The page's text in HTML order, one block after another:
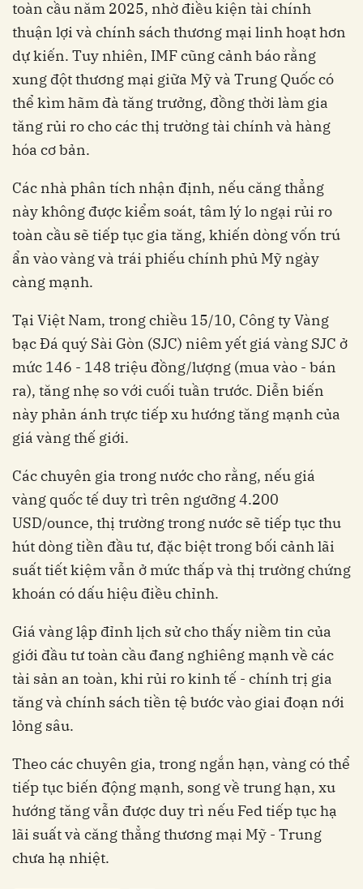
toàn cầu năm 2025, nhờ điều kiện tài chính
thuận lợi và chính sách thương mại linh hoạt hơn
dự kiến. Tuy nhiên, IMF cũng cảnh báo rằng
xung đột thương mại giữa Mỹ và Trung Quốc có
thể kìm hãm đà tăng trưởng, đồng thời làm gia
tăng rủi ro cho các thị trường tài chính và hàng
hóa cơ bản.
Các nhà phân tích nhận định, nếu căng thẳng
này không được kiểm soát, tâm lý lo ngại rủi ro
toàn cầu sẽ tiếp tục gia tăng, khiến dòng vốn trú
ẩn vào vàng và trái phiếu chính phủ Mỹ ngày
càng mạnh.
Tại Việt Nam, trong chiều 15/10, Công ty Vàng
bạc Đá quý Sài Gòn (SJC) niêm yết giá vàng SJC ở
mức 146 - 148 triệu đồng/lượng (mua vào - bán
ra), tăng nhẹ so với cuối tuần trước. Diễn biến
này phản ánh trực tiếp xu hướng tăng mạnh của
giá vàng thế giới.
Các chuyên gia trong nước cho rằng, nếu giá
vàng quốc tế duy trì trên ngưỡng 4.200
USD/ounce, thị trường trong nước sẽ tiếp tục thu
hút dòng tiền đầu tư, đặc biệt trong bối cảnh lãi
suất tiết kiệm vẫn ở mức thấp và thị trường chứng
khoán có dấu hiệu điều chỉnh.
Giá vàng lập đỉnh lịch sử cho thấy niềm tin của
giới đầu tư toàn cầu đang nghiêng mạnh về các
tài sản an toàn, khi rủi ro kinh tế - chính trị gia
tăng và chính sách tiền tệ bước vào giai đoạn nới
lỏng sâu.
Theo các chuyên gia, trong ngắn hạn, vàng có thể
tiếp tục biến động mạnh, song về trung hạn, xu
hướng tăng vẫn được duy trì nếu Fed tiếp tục hạ
lãi suất và căng thẳng thương mại Mỹ - Trung
chưa hạ nhiệt.